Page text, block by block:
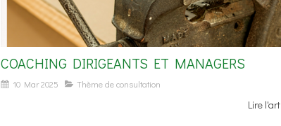
COACHING DIRIGEANTS ET MANAGERS
10 Mar 2025 Thème de consultation
Lire